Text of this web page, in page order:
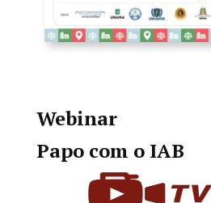
Webinar
Papo com o IAB